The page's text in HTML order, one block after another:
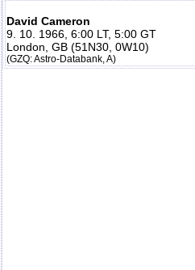
David Cameron
9. 10. 1966, 6:00 LT, 5:00 GT
London, GB (51N30, 0W10)
(GZQ: Astro-Databank, A)